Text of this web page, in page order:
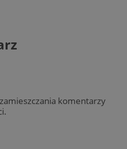
komentarzy